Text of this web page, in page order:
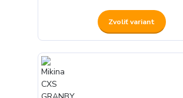
Zvoliť variant